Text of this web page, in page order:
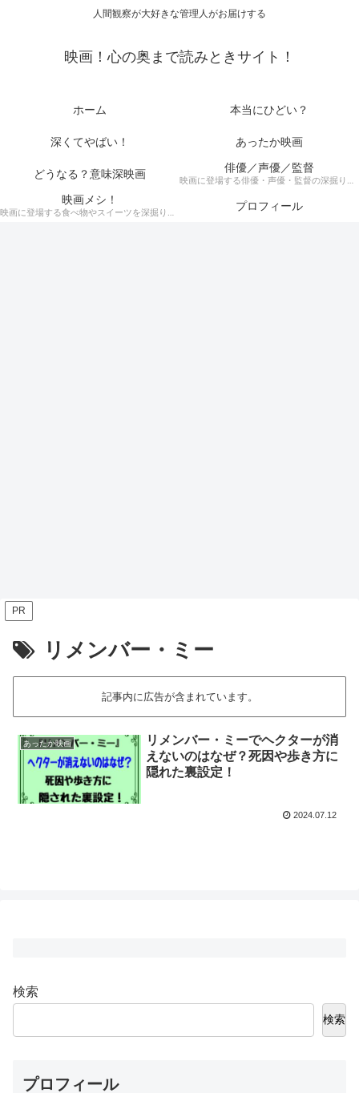
人間観察が大好きな管理人がお届けする
映画！心の奥まで読みときサイト！
ホーム 本当にひどい？
深くてやばい！ あったか映画
どうなる？意味深映画 俳優／声優／監督
映画に登場する俳優・声優・監督の深掘りまとめ記事！
映画メシ！
映画に登場する食べ物やスイーツを深掘り考察！ プロフィール
PR
リメンバー・ミー
記事内に広告が含まれています。
あったか映画
リメンバー・ミーでヘクターが消
えないのはなぜ？死因や歩き方に
隠れた裏設定！
2024.07.12
検索
検索
プロフィール